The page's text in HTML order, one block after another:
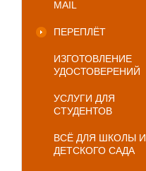
MAIL
ПЕРЕПЛЁТ
ИЗГОТОВЛЕНИЕ
УДОСТОВЕРЕНИЙ
УСЛУГИ ДЛЯ
СТУДЕНТОВ
ВСЁ ДЛЯ ШКОЛЫ И
ДЕТСКОГО САДА